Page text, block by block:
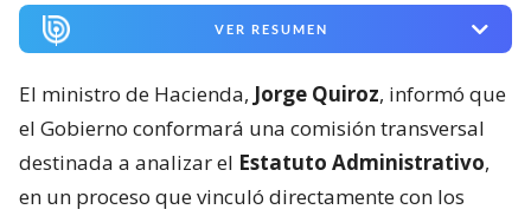
VER RESUMEN
El ministro de Hacienda, Jorge Quiroz, informó que
el Gobierno conformará una comisión transversal
destinada a analizar el Estatuto Administrativo,
en un proceso que vinculó directamente con los